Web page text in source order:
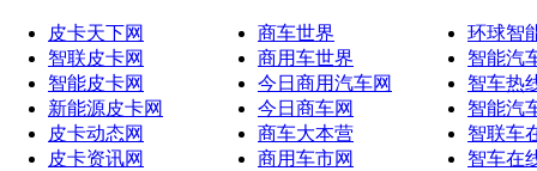
皮卡天下网
智联皮卡网
智能皮卡网
新能源皮卡网
皮卡动态网
皮卡资讯网
商车世界
商用车世界
今日商用汽车网
今日商车网
商车大本营
商用车市网
环球智
智能汽
智车热
智能汽
智联车
智车在